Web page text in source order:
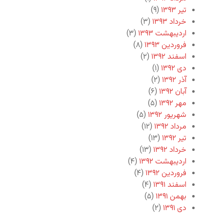
تیر ۱۳۹۳
(۹)
خرداد ۱۳۹۳
(۳)
اردیبهشت ۱۳۹۳
(۳)
فروردین ۱۳۹۳
(۸)
اسفند ۱۳۹۲
(۲)
دی ۱۳۹۲
(۱)
آذر ۱۳۹۲
(۲)
آبان ۱۳۹۲
(۶)
مهر ۱۳۹۲
(۵)
شهریور ۱۳۹۲
(۵)
مرداد ۱۳۹۲
(۱۲)
تیر ۱۳۹۲
(۱۳)
خرداد ۱۳۹۲
(۱۳)
اردیبهشت ۱۳۹۲
(۴)
فروردین ۱۳۹۲
(۴)
اسفند ۱۳۹۱
(۴)
بهمن ۱۳۹۱
(۵)
دی ۱۳۹۱
(۲)